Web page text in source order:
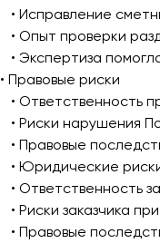
• Исправление
• Опыт проверки
• Экспертиза
• Правовые риски
• Ответственность
• Риски нарушения
• Правовые
• Юридические
• Ответственность
• Риски заказчика
• Правовые